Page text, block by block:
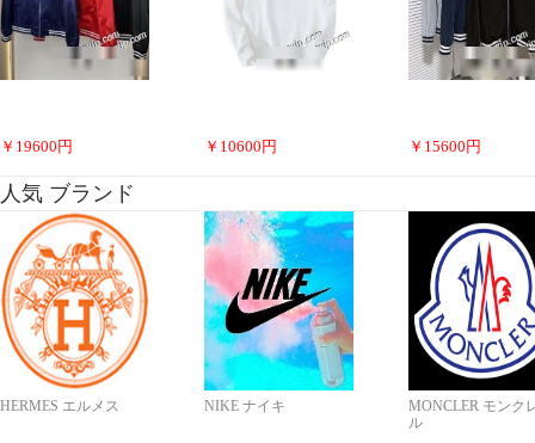
￥ 19600 円 ￥ 10600 円 ￥ 15600 円
人気 ブランド
HERMES エルメス NIKE ナイキ
MONCLER モンク
ル